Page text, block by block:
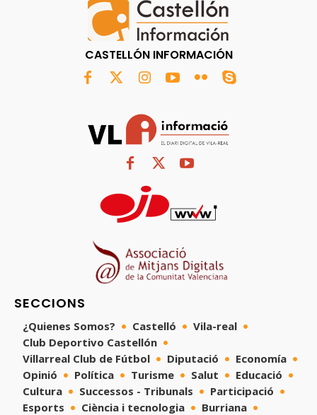
CASTELLÓN INFORMACIÓN
SECCIONS
¿Quienes Somos? Castelló
Vila-real
Club Deportivo Castellón
Villarreal Club de Fútbol
Diputació
Economía
Opinió
Política Turisme Salut
Educació
Cultura
Successos - Tribunals
Participació
Esports
Ciència i tecnologia
Burriana